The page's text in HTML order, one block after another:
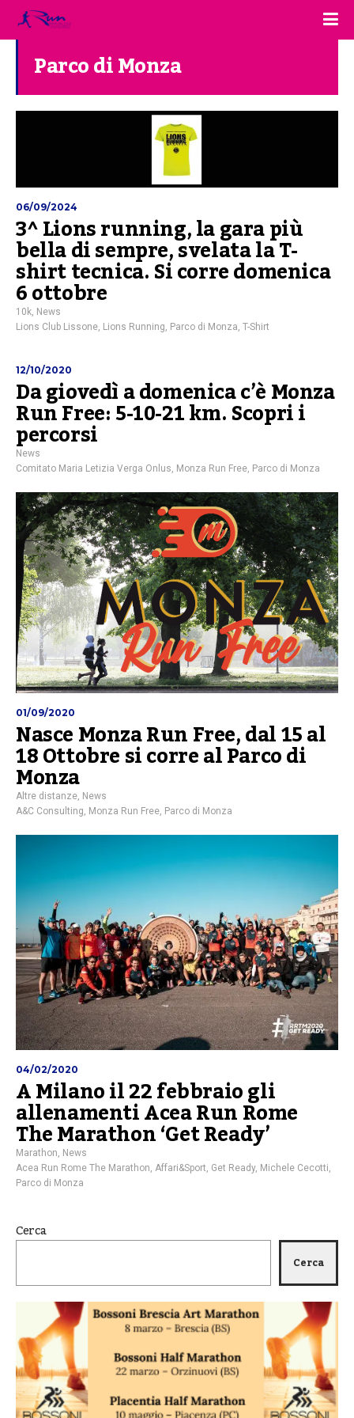
Parco di Monza
06/09/2024
3^ Lions running, la gara più
bella di sempre, svelata la T-
shirt tecnica. Si corre domenica
6 ottobre
10k News
Lions Club Lissone Lions Running Parco di Monza T-Shirt
12/10/2020
Da giovedì a domenica c’è Monza
Run Free: 5-10-21 km. Scopri i
percorsi
News
Comitato Maria Letizia Verga Onlus Monza Run Free Parco di Monza
01/09/2020
Nasce Monza Run Free, dal 15 al
18 Ottobre si corre al Parco di
Monza
Altre distanze News
A&C Consulting Monza Run Free Parco di Monza
04/02/2020
A Milano il 22 febbraio gli
allenamenti Acea Run Rome
The Marathon ‘Get Ready’
Marathon, News
Acea Run Rome The Marathon, Affari&Sport, Get Ready, Michele Cecotti,
Parco di Monza
Cerca
Cerca